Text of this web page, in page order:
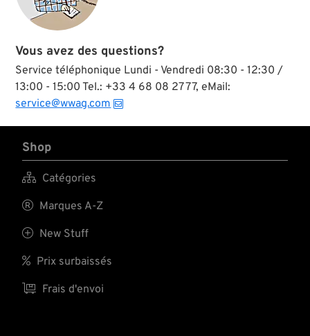
Vous avez des questions?
Service téléphonique Lundi - Vendredi 08:30 - 12:30 /
13:00 - 15:00 Tel.: +33 4 68 08 27 77, eMail:
service@wwag.com
Shop
 Catégories
 Marques A-Z
 New Stuff
 Prix surbaissés
 Frais d'envoi